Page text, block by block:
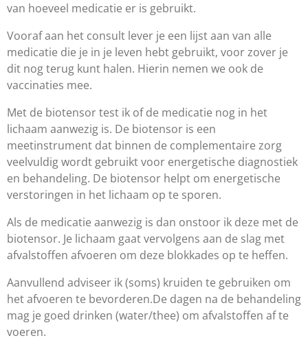
van hoeveel medicatie er is gebruikt.
Vooraf aan het consult lever je een lijst aan van alle
medicatie die je in je leven hebt gebruikt, voor zover je
dit nog terug kunt halen. Hierin nemen we ook de
vaccinaties mee.
Met de biotensor test ik of de medicatie nog in het
lichaam aanwezig is. De biotensor is een
meetinstrument dat binnen de complementaire zorg
veelvuldig wordt gebruikt voor energetische diagnostiek
en behandeling. De biotensor helpt om energetische
verstoringen in het lichaam op te sporen.
Als de medicatie aanwezig is dan onstoor ik deze met de
biotensor. Je lichaam gaat vervolgens aan de slag met
afvalstoffen afvoeren om deze blokkades op te heffen.
Aanvullend adviseer ik (soms) kruiden te gebruiken om
het afvoeren te bevorderen.De dagen na de behandeling
mag je goed drinken (water/thee) om afvalstoffen af te
voeren.